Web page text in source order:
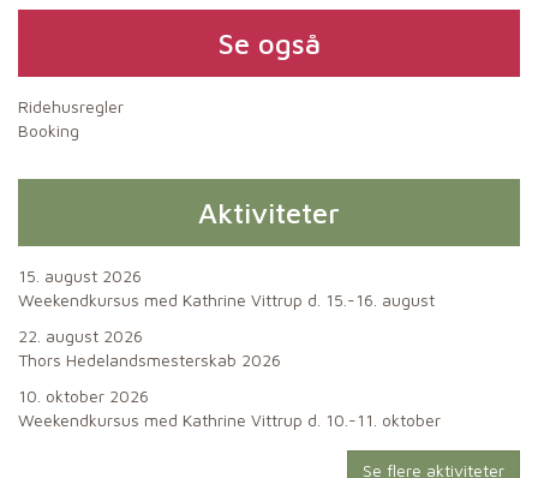
Se også
Ridehusregler
Booking
Aktiviteter
15. august 2026
Weekendkursus med Kathrine Vittrup d. 15.-16. august
22. august 2026
Thors Hedelandsmesterskab 2026
10. oktober 2026
Weekendkursus med Kathrine Vittrup d. 10.-11. oktober
Se flere aktiviteter